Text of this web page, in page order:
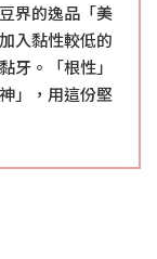
界的逸品「美
入黏性較低的
牙。「根性」
」，用這份堅